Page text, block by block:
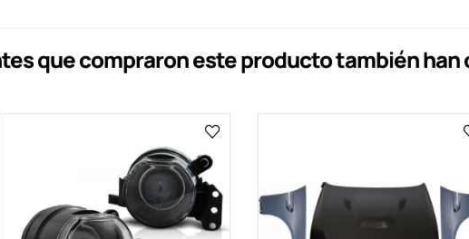
que compraron este producto también han